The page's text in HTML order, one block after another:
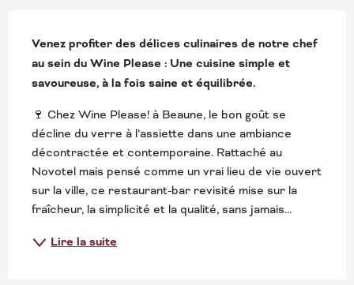
DESCRIPTION
Venez profiter des délices culinaires de notre chef
au sein du Wine Please : Une cuisine simple et
savoureuse, à la fois saine et équilibrée.
🍷 Chez Wine Please! à Beaune, le bon goût se
décline du verre à l’assiette dans une ambiance
décontractée et contemporaine. Rattaché au
Novotel mais pensé comme un vrai lieu de vie ouvert
sur la ville, ce restaurant-bar revisité mise sur la
fraîcheur, la simplicité et la qualité, sans jamais...
Lire la suite